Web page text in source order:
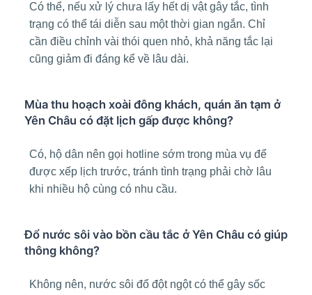
Có thể, nếu xử lý chưa lấy hết dị vật gây tắc, tình
trạng có thể tái diễn sau một thời gian ngắn. Chỉ
cần điều chỉnh vài thói quen nhỏ, khả năng tắc lại
cũng giảm đi đáng kể về lâu dài.
Mùa thu hoạch xoài đông khách, quán ăn tạm ở
Yên Châu có đặt lịch gấp được không?
Có, hộ dân nên gọi hotline sớm trong mùa vụ để
được xếp lịch trước, tránh tình trạng phải chờ lâu
khi nhiều hộ cùng có nhu cầu.
Đổ nước sôi vào bồn cầu tắc ở Yên Châu có giúp
thông không?
Không nên, nước sôi đổ đột ngột có thể gây sốc